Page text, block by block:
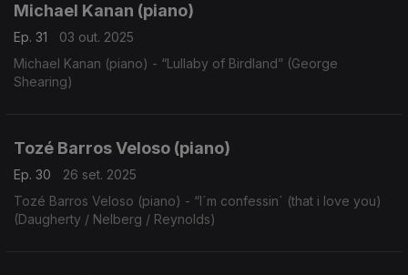
Michael Kanan (piano)
Ep. 31
03 out. 2025
Michael Kanan (piano) - “Lullaby of Birdland” (George
Shearing)
Tozé Barros Veloso (piano)
Ep. 30
26 set. 2025
Tozé Barros Veloso (piano) - “I´m confessin´ (that i love you)
(Daugherty / Nelberg / Reynolds)